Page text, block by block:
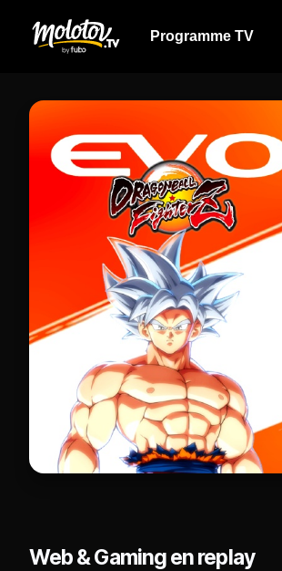
Programme TV
Web & Gaming en replay